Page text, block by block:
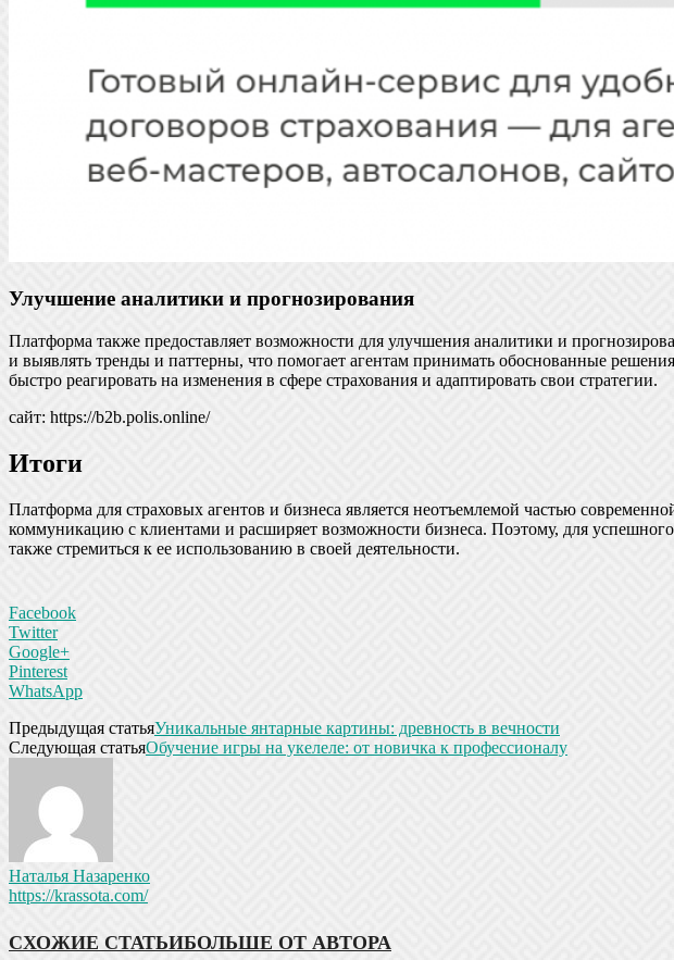
Улучшение аналитики и прогнозирования
Платформа также предоставляет возможности для улучшения аналитики и
и выявлять тренды и паттерны, что помогает агентам принимать обоснованные
быстро реагировать на изменения в сфере страхования и адаптировать свои стратегии.
сайт: https://b2b.polis.online/
Итоги
Платформа для страховых агентов и бизнеса является неотъемлемой частью
коммуникацию с клиентами и расширяет возможности бизнеса. Поэтому, для
также стремиться к ее использованию в своей деятельности.
Facebook
Twitter
Google+
Pinterest
WhatsApp
Предыдущая статьяУникальные янтарные картины: древность в вечности
Следующая статьяОбучение игры на укелеле: от новичка к профессионалу
Наталья Назаренко
https://krassota.com/
СХОЖИЕ СТАТЬИБОЛЬШЕ ОТ АВТОРА